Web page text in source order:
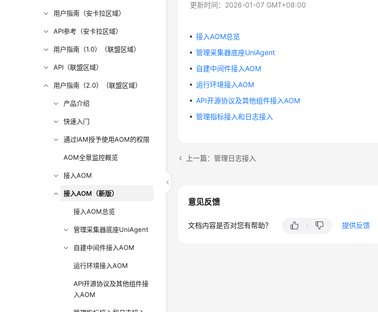
用户指南（安卡拉区域）
API参考（安卡拉区域）
用户指南（1.0）（联盟区域）
API（联盟区域）
用户指南（2.0）（联盟区域）
产品介绍
快速入门
通过IAM授予使用AOM的权限
AOM全景监控概览
接入AOM
接入AOM（新版）
接入AOM总览
管理采集器底座UniAgent
自建中间件接入AOM
运行环境接入AOM
API开源协议及其他组件接
入AOM
更新时间： 2026-01-07 GMT+08:00
接入AOM总览
管理采集器底座UniAgent
自建中间件接入AOM
运行环境接入AOM
API开源协议及其他组件接入AOM
管理指标接入和日志接入
上一篇：管理日志接入
意见反馈
文档内容是否对您有帮助？ 提供反馈